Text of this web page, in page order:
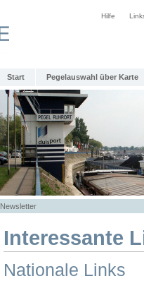
Hilfe
Start Pegelauswahl über Karte
Newsletter
Interessante
Nationale Links